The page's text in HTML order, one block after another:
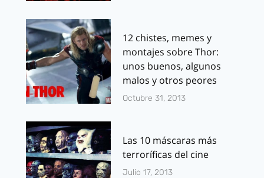
12 chistes, memes y
montajes sobre Thor:
unos buenos, algunos
malos y otros peores
Octubre 31, 2013
Las 10 máscaras más
terroríficas del cine
Julio 17, 2013